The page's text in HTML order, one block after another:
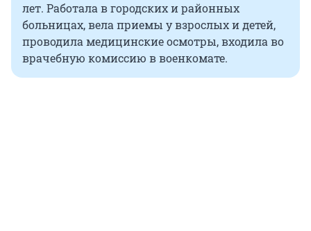
лет. Работала в городских и районных
больницах, вела приемы у взрослых и детей,
проводила медицинские осмотры, входила во
врачебную комиссию в военкомате.